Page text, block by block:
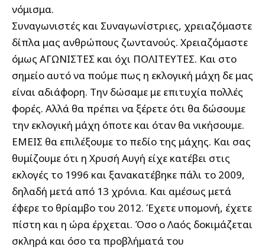
νόμισμα.
Συναγωνιστές και Συναγωνίστριες, χρειαζόμαστε
δίπλα μας ανθρώπους ζωντανούς. Χρειαζόμαστε
όμως ΑΓΩΝΙΣΤΕΣ και όχι ΠΟΛΙΤΕΥΤΕΣ. Και στο
σημείο αυτό να πούμε πως η εκλογική μάχη δε μας
είναι αδιάφορη. Την δώσαμε με επιτυχία πολλές
φορές. Αλλά θα πρέπει να ξέρετε ότι θα δώσουμε
την εκλογική μάχη όποτε και όταν θα νικήσουμε.
ΕΜΕΙΣ θα επιλέξουμε το πεδίο της μάχης. Και σας
θυμίζουμε ότι η Χρυσή Αυγή είχε κατέβει στις
εκλογές το 1996 και ξανακατέβηκε πάλι το 2009,
δηλαδή μετά από 13 χρόνια. Και αμέσως μετά
έφερε το θρίαμβο του 2012. Έχετε υπομονή, έχετε
πίστη και η ώρα έρχεται. Όσο ο Λαός δοκιμάζεται
σκληρά και όσο τα προβλήματά του